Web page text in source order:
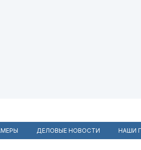
ДЕЛОВЫЕ НОВОСТИ НАШИ